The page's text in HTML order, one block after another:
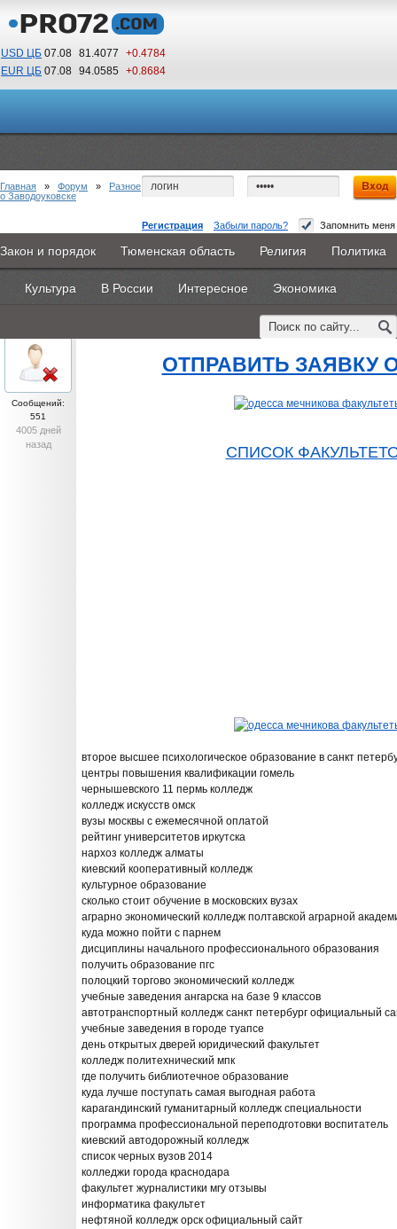
USD ЦБ 07.08 81.4077
+0.4784
EUR ЦБ 07.08 94.0585 +0.8684
12 09
По Гринвичу (GMT +5)
Регистрация Забыли пароль? Запомнить меня
Главная Новости Объявления КНИГИ ВестиNet
Каталоги 9PS Прочее
Закон и порядок Тюменская область Религия Политика
Культура В России Интересное Экономика
Главная » Форум » Разное
о Заводоуковске
одесса мечникова факультеты
- 19 августа 2015, среда
oblachkovoe
Сообщений:
551
4005 дней
назад
одесса мечникова
ОТПРАВИТЬ ЗАЯВКУ
СПИСОК
второе высшее психологическое образование в санкт
центры повышения квалификации гомель
чернышевского 11 пермь колледж
колледж искусств омск
вузы москвы с ежемесячной оплатой
рейтинг университетов иркутска
нархоз колледж алматы
киевский кооперативный колледж
культурное образование
сколько стоит обучение в московских вузах
аграрно экономический колледж полтавской аграрной
куда можно пойти с парнем
дисциплины начального профессионального образования
получить образование пгс
полоцкий торгово экономический колледж
учебные заведения ангарска на базе 9 классов
автотранспортный колледж санкт петербург официальный
учебные заведения в городе туапсе
день открытых дверей юридический факультет
колледж политехнический мпк
где получить библиотечное образование
куда лучше поступать самая выгодная работа
карагандинский гуманитарный колледж специальности
программа профессиональной переподготовки воспитатель
киевский автодорожный колледж
список черных вузов 2014
колледжи города краснодара
факультет журналистики мгу отзывы
информатика факультет
нефтяной колледж орск официальный сайт